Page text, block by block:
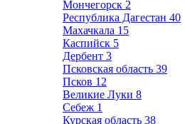
Мончегорск 2
Республика Дагестан 40
Махачкала 15
Каспийск 5
Дербент 3
Псковская область 39
Псков 12
Великие Луки 8
Себеж 1
Курская область 38